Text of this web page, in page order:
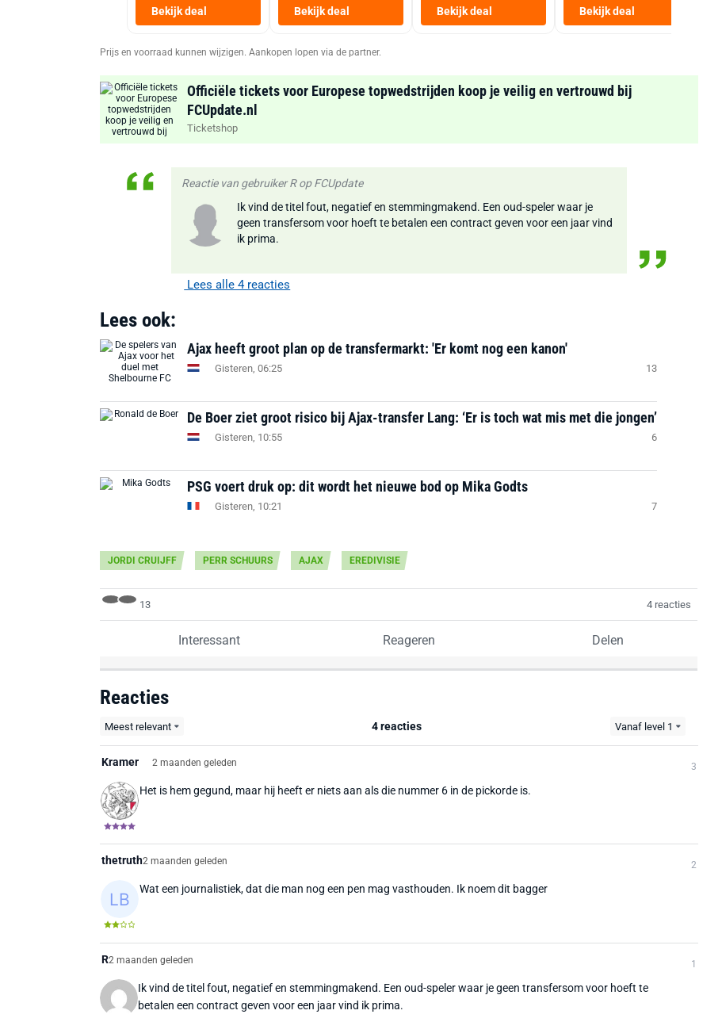
Bekijk deal Bekijk deal
Heteluchtfriteuse
Zwart
Bekijk deal Bekijk deal
Prijs en voorraad kunnen wijzigen. Aankopen lopen via de partner.
Officiële tickets voor Europese topwedstrijden koop je veilig en vertrouwd bij
FCUpdate.nl
Ticketshop
Reactie van gebruiker R op FCUpdate
Ik vind de titel fout, negatief en stemmingmakend. Een oud-speler waar je
geen transfersom voor hoeft te betalen een contract geven voor een jaar vind
ik prima.
Lees alle 4 reacties
Lees ook:
Ajax heeft groot plan op de transfermarkt: 'Er komt nog een kanon'
Gisteren, 06:25 13
De Boer ziet groot risico bij Ajax-transfer Lang: ‘Er is toch wat mis met die jongen’
Gisteren, 10:55 6
PSG voert druk op: dit wordt het nieuwe bod op Mika Godts
Gisteren, 10:21 7
JORDI CRUIJFF PERR SCHUURS AJAX EREDIVISIE
13 4 reacties
Interessant Reageren Delen
Reacties
Meest relevant 4 reacties Vanaf level 1
Kramer 2 maanden geleden 3
Het is hem gegund, maar hij heeft er niets aan als die nummer 6 in de pickorde is.
thetruth2 maanden geleden 2
Wat een journalistiek, dat die man nog een pen mag vasthouden. Ik noem dit bagger
R2 maanden geleden 1
Ik vind de titel fout, negatief en stemmingmakend. Een oud-speler waar je geen transfersom voor hoeft te
betalen een contract geven voor een jaar vind ik prima.